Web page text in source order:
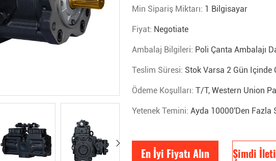
Min Sipariş Miktarı: 1 Bilgisayar
Fiyat: Negotiate
Ambalaj Bilgileri: Poli Çanta Ambalajı
Teslim Süresi: Stok Varsa 2 Gün Içinde
Ödeme Koşulları: T/T, Western Union
Yetenek Temini: Ayda 10000'den Fazla
En İyi Fiyatı Alın Şimdi